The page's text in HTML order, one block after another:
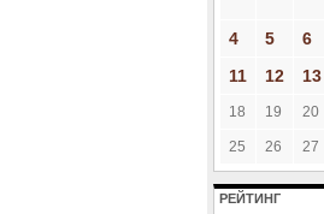
4
5 6
11
12 13
18 19 20
25 26 27
РЕЙТИНГ